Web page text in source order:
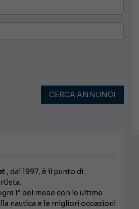
CERCA ANNUNCI
, dal 1997, è il punto di
1° del mese con le ultime
nautica e le migliori occasioni